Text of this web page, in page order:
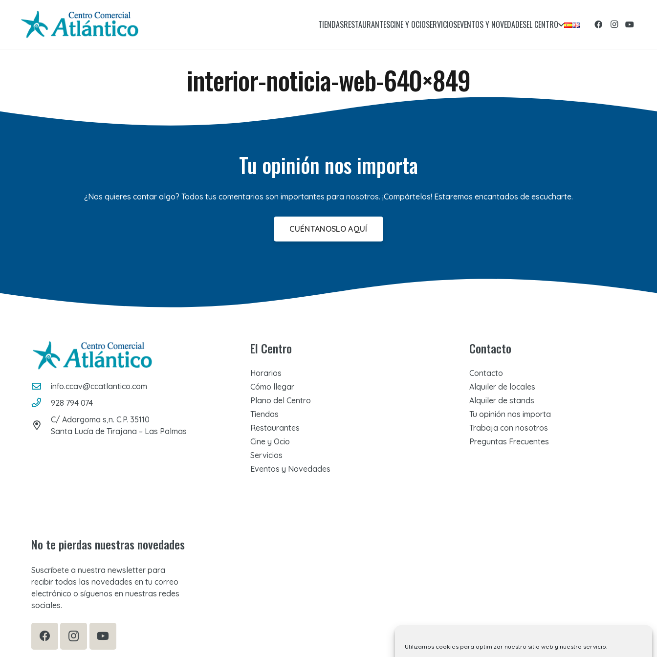
Utilizamos cookies para optimizar nuestro sitio web y nuestro servicio.
TIENDASRESTAURANTESCINE Y OCIOSERVICIOSEVENTOS Y NOVEDADESEL CENTRO
interior-noticia-web-640×849
Tu opinión nos importa
¿Nos quieres contar algo? Todos tus comentarios son importantes para nosotros. ¡Compártelos! Estaremos encantados de escucharte.
CUÉNTANOSLO AQUÍ
info.ccav@ccatlantico.com
928 794 074
C/ Adargoma s,n. C.P. 35110
Santa Lucía de Tirajana – Las Palmas
El Centro
Horarios
Cómo llegar
Plano del Centro
Tiendas
Restaurantes
Cine y Ocio
Servicios
Eventos y Novedades
Contacto
Contacto
Alquiler de locales
Alquiler de stands
Tu opinión nos importa
Trabaja con nosotros
Preguntas Frecuentes
No te pierdas nuestras novedades
Suscríbete a nuestra newsletter para
recibir todas las novedades en tu correo
electrónico o síguenos en nuestras redes
sociales.